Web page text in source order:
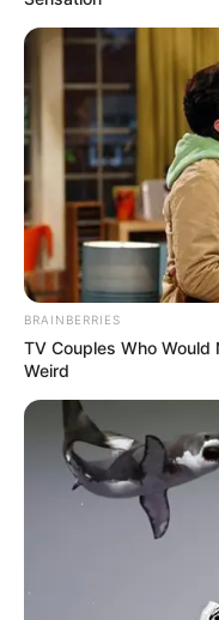
BRAINBERRIES
TV Couples Who Would
Weird